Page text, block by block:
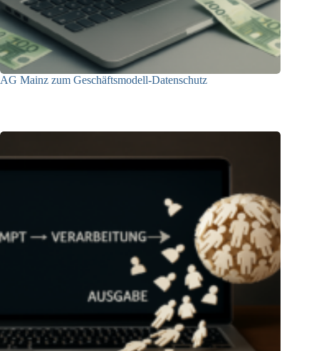
AG Mainz zum Geschäftsmodell-Datenschutz